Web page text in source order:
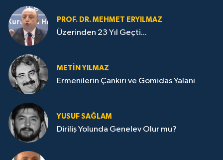
PROF. DR. MEHMET ERYILMAZ
Üzerinden 23 Yıl Geçti...
METIN YILMAZ
Ermenilerin Çankırı ve Gomidas Yalanı
YUSUF SAĞLAM
Diriliş Yolunda Genelev Olur mu?